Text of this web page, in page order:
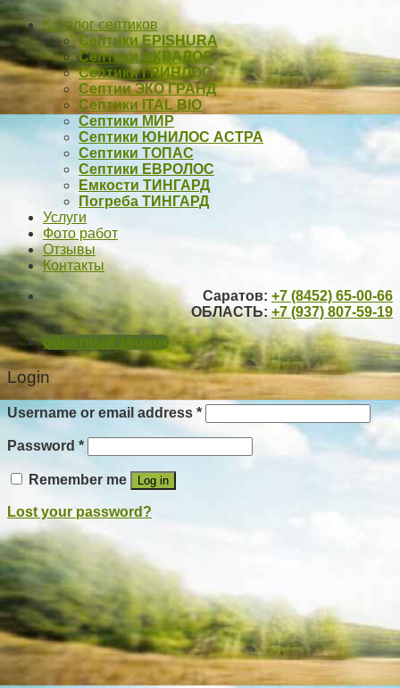
Каталог септиков
Септики EPISHURA
Септики АКВАЛОС
Септики ГРИНЛОС
Септии ЭКО ГРАНД
Септики ITAL BIO
Септики МИР
Септики ЮНИЛОС АСТРА
Септики ТОПАС
Септики ЕВРОЛОС
Емкости ТИНГАРД
Погреба ТИНГАРД
Услуги
Фото работ
Отзывы
Контакты
Саратов: +7 (8452) 65-00-66
ОБЛАСТЬ:+7 (937) 807-59-19
обратный звонок
Login
Username or email address *
Password *
Remember me Log in
Lost your password?